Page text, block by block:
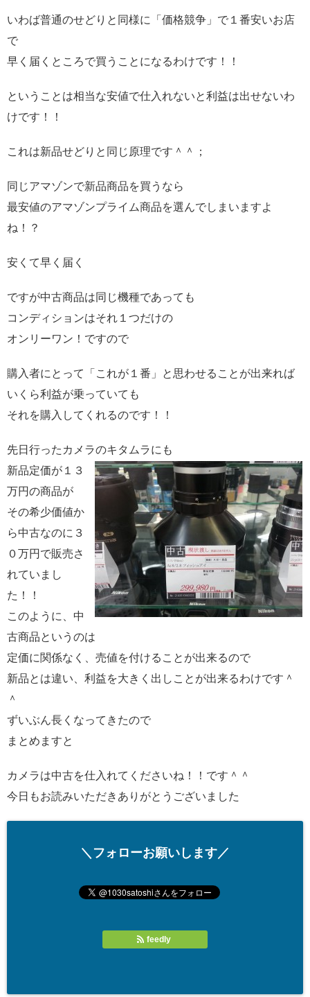
いわば普通のせどりと同様に「価格競争」で１番安いお店
で
早く届くところで買うことになるわけです！！
ということは相当な安値で仕入れないと利益は出せないわ
けです！！
これは新品せどりと同じ原理です＾＾；
同じアマゾンで新品商品を買うなら
最安値のアマゾンプライム商品を選んでしまいますよ
ね！？
安くて早く届く
ですが中古商品は同じ機種であっても
コンディションはそれ１つだけの
オンリーワン！ですので
購入者にとって「これが１番」と思わせることが出来れば
いくら利益が乗っていても
それを購入してくれるのです！！
先日行ったカメラのキタムラにも
新品定価が１３
万円の商品が
その希少価値か
ら中古なのに３
０万円で販売さ
れていまし
た！！
このように、中
古商品というのは
定価に関係なく、売値を付けることが出来るので
新品とは違い、利益を大きく出しことが出来るわけです＾
＾
ずいぶん長くなってきたので
まとめますと
カメラは中古を仕入れてくださいね！！です＾＾
今日もお読みいただきありがとうございました
＼フォローお願いします／
feedly